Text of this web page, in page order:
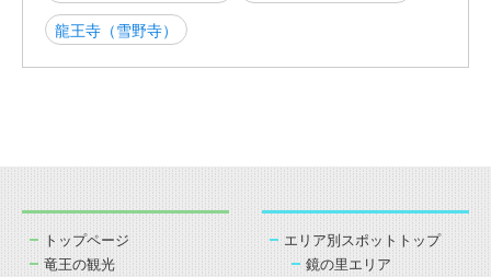
龍王寺（雪野寺）
トップページ
竜王の観光
エリア別スポットトップ
鏡の里エリア